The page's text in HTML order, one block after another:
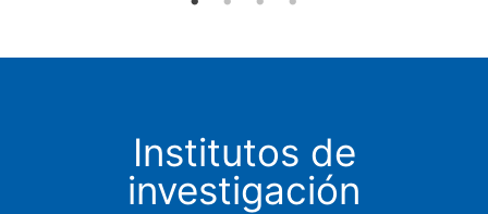
Institutos de
investigación